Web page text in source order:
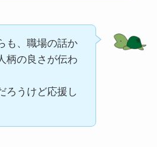
も、職場の話か
柄の良さが伝わ
ろうけど応援し